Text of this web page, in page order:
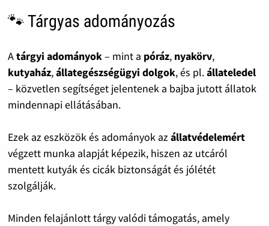
🐾 Tárgyas adományozás
Atárgyi adományok– mint a póráz, nyakörv,
kutyaház,állategészségügyi dolgok, és pl.állateledel
– közvetlen segítséget jelentenek a bajba jutott állatok
mindennapi ellátásában.
Ezek az eszközök és adományok azállatvédelemért
végzett munka alapját képezik, hiszen az utcáról
mentett kutyák és cicák biztonságát és jólétét
szolgálják.
Minden felajánlott tárgy valódi támogatás, amely